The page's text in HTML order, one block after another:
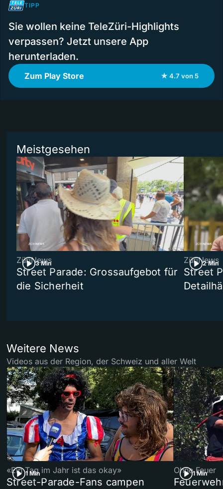
TIPP
Sie wollen keine TeleZüri-Highlights
verpassen? Jetzt unsere App
herunterladen.
Zum Play Store ★ 4.7 von 5
Meistgesehen
3 Min
ZüriNews
Street Parade: Grossaufgebot für
die Sicherheit
2 Min
ZüriNews
Street
Weitere News
Videos aus der Region, der Schweiz und aller Welt
1 Min
«Ein Tag im Jahr ist das okay»
Street-Parade-Fans campen
1 Min
Ohne Feuer